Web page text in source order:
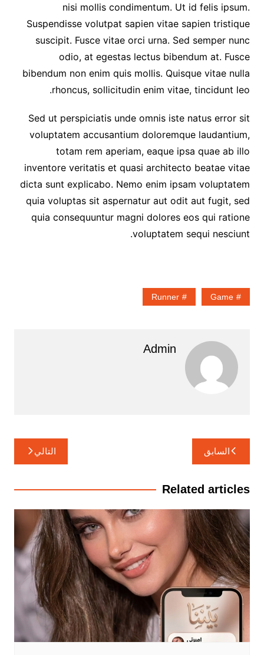
nisi mollis condimentum. Ut id felis ipsum.
Suspendisse volutpat sapien vitae sapien tristique
suscipit. Fusce vitae orci urna. Sed semper nunc
odio, at egestas lectus bibendum at. Fusce
bibendum non enim quis mollis. Quisque vitae nulla
rhoncus, sollicitudin enim vitae, tincidunt leo.
Sed ut perspiciatis unde omnis iste natus error sit
voluptatem accusantium doloremque laudantium,
totam rem aperiam, eaque ipsa quae ab illo
inventore veritatis et quasi architecto beatae vitae
dicta sunt explicabo. Nemo enim ipsam voluptatem
quia voluptas sit aspernatur aut odit aut fugit, sed
quia consequuntur magni dolores eos qui ratione
voluptatem sequi nesciunt.
Game
Runner
Admin
تصفّح
المقالات
السابق التالي
Related articles